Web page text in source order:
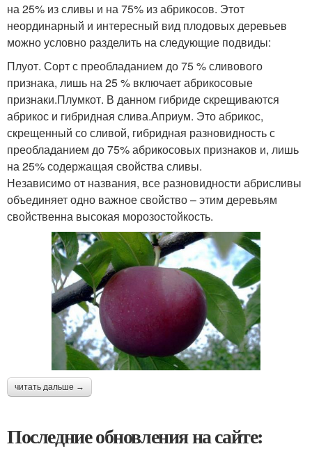
на 25% из сливы и на 75% из абрикосов. Этот
неординарный и интересный вид плодовых деревьев
можно условно разделить на следующие подвиды:
Плуот. Сорт с преобладанием до 75 % сливового
признака, лишь на 25 % включает абрикосовые
признаки.Плумкот. В данном гибриде скрещиваются
абрикос и гибридная слива.Априум. Это абрикос,
скрещенный со сливой, гибридная разновидность с
преобладанием до 75% абрикосовых признаков и, лишь
на 25% содержащая свойства сливы.
Независимо от названия, все разновидности абрисливы
объединяет одно важное свойство – этим деревьям
свойственна высокая морозостойкость.
читать дальше →
Последние обновления на сайте: